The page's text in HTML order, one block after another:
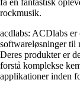
rockmusik.
acdlabs: ACDlabs
softwareløsninger
Deres produkter er
forstå komplekse
applikationer inden